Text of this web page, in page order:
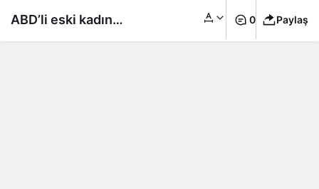
ABD’li eski kadın 0 Paylaş